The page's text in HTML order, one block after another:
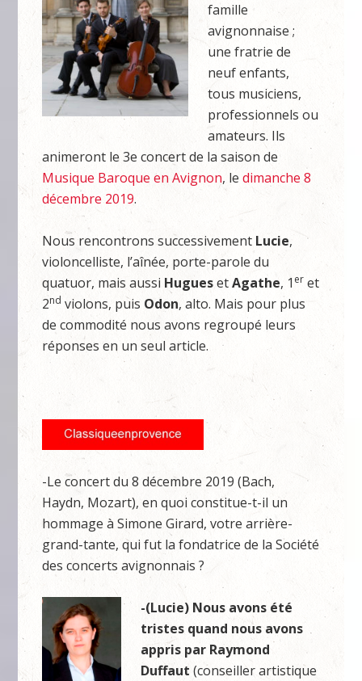
famille
avignonnaise ;
une fratrie de
neuf enfants,
tous musiciens,
professionnels ou
amateurs. Ils
animeront le 3e concert de la saison de
Musique Baroque en Avignon, ledimanche 8
décembre 2019.
Nous rencontrons successivement Lucie,
violoncelliste, l’aînée, porte-parole du
quatuor, mais aussi HuguesetAgathe, 1 er et
2nd violons, puis Odon, alto. Mais pour plus
de commodité nous avons regroupé leurs
réponses en un seul article.
-Le concert du 8 décembre 2019 (Bach,
Haydn, Mozart), en quoi constitue-t-il un
hommage à Simone Girard, votre arrière-
grand-tante, qui fut la fondatrice de la Société
des concerts avignonnais ?
-(Lucie) Nous avons été
tristes quand nous avons
appris par Raymond
Duffaut(conseiller artistique